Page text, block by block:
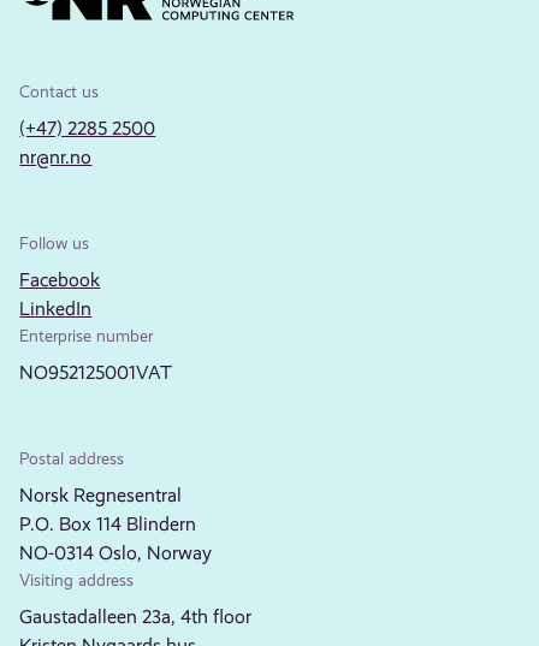
Contact us
(+47) 2285 2500
nr@nr.no
Follow us
Facebook
LinkedIn
Enterprise number
NO952125001VAT
Postal address
Norsk Regnesentral
P.O. Box 114 Blindern
NO-0314 Oslo, Norway
Visiting address
Gaustadalleen 23a, 4th floor